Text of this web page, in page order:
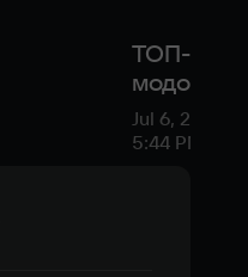
ключи
ТОП-30
модов
Gothic 1
Remake
Jul 6, 2026,
5:44 PM